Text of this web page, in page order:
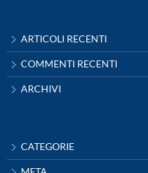
ARTICOLI RECENTI
COMMENTI RECENTI
ARCHIVI
CATEGORIE